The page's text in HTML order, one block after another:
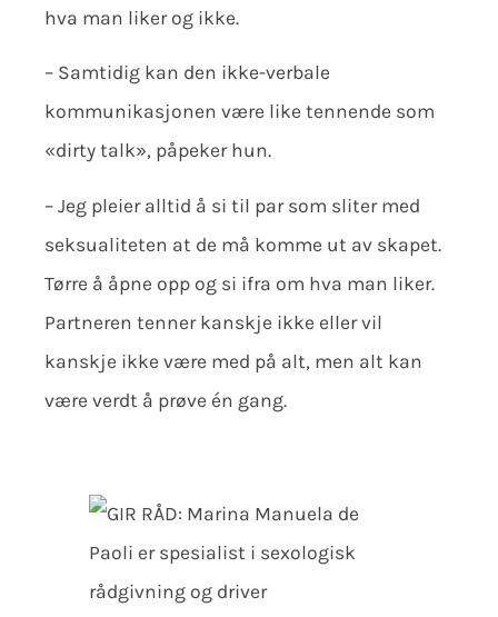
hva man liker og ikke.
– Samtidig kan den ikke-verbale
kommunikasjonen være like tennende som
«dirty talk», påpeker hun.
– Jeg pleier alltid å si til par som sliter med
seksualiteten at de må komme ut av skapet.
Tørre å åpne opp og si ifra om hva man liker.
Partneren tenner kanskje ikke eller vil
kanskje ikke være med på alt, men alt kan
være verdt å prøve én gang.